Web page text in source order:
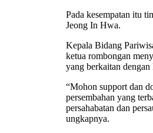
Pada kesempatan itu
Jeong In Hwa.
Kepala Bidang
ketua rombongan
yang berkaitan
“Mohon support dan
persembahan yang
persahabatan dan
ungkapnya.